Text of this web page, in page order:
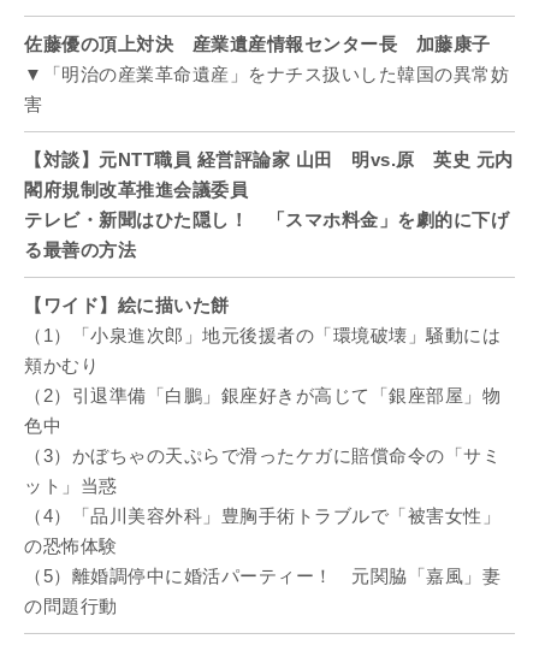
佐藤優の頂上対決 産業遺産情報センター長 加藤康子
▼「明治の産業革命遺産」をナチス扱いした韓国の異常妨
害
【対談】元NTT職員 経営評論家 山田 明vs.原 英史 元内
閣府規制改革推進会議委員
テレビ・新聞はひた隠し！ 「スマホ料金」を劇的に下げ
る最善の方法
【ワイド】絵に描いた餅
（1）「小泉進次郎」地元後援者の「環境破壊」騒動には
頬かむり
（2）引退準備「白鵬」銀座好きが高じて「銀座部屋」物
色中
（3）かぼちゃの天ぷらで滑ったケガに賠償命令の「サミ
ット」当惑
（4）「品川美容外科」豊胸手術トラブルで「被害女性」
の恐怖体験
（5）離婚調停中に婚活パーティー！ 元関脇「嘉風」妻
の問題行動